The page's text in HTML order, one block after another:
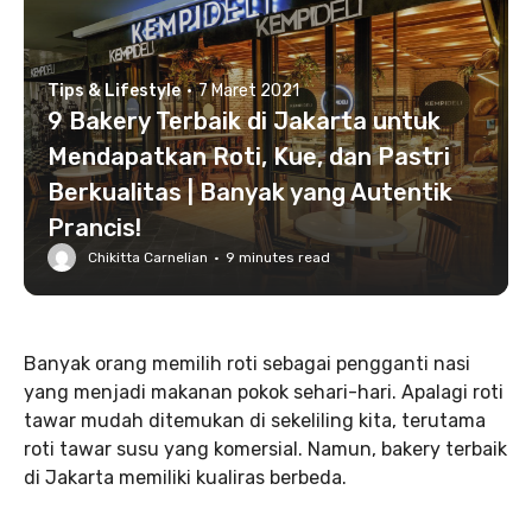
Tips & Lifestyle · 7 Maret 2021
9 Bakery Terbaik di Jakarta untuk
Mendapatkan Roti, Kue, dan Pastri
Berkualitas | Banyak yang Autentik
Prancis!
Chikitta Carnelian · 9 minutes read
Banyak orang memilih roti sebagai pengganti nasi
yang menjadi makanan pokok sehari-hari. Apalagi roti
tawar mudah ditemukan di sekeliling kita, terutama
roti tawar susu yang komersial. Namun, bakery terbaik
di Jakarta memiliki kualiras berbeda.